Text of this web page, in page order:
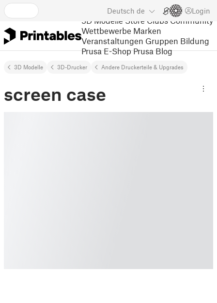
Deutsch de Login
3D Modelle Store Clubs Community
Wettbewerbe Marken
Veranstaltungen Gruppen Bildung
Prusa E-Shop Prusa Blog
3D Modelle 3D-Drucker Andere Druckerteile & Upgrades
screen case